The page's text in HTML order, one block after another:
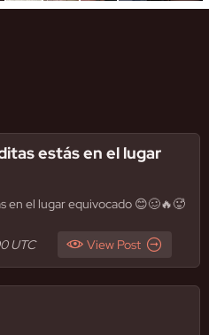
estás en el lugar
en el lugar equivocado 😊🥴🔥🥵
UTC View Post